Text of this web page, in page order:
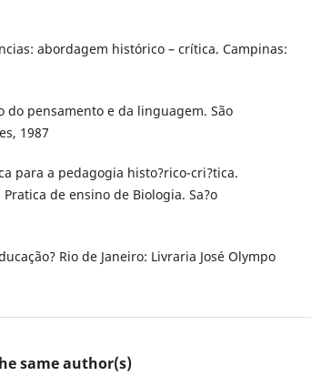
abordagem histórico – crítica. Campinas:
do pensamento e da linguagem. São
1987
para a pedagogia histo?rico-cri?tica.
Pratica de ensino de Biologia. Sa?o
Rio de Janeiro: Livraria José Olympo
same author(s)